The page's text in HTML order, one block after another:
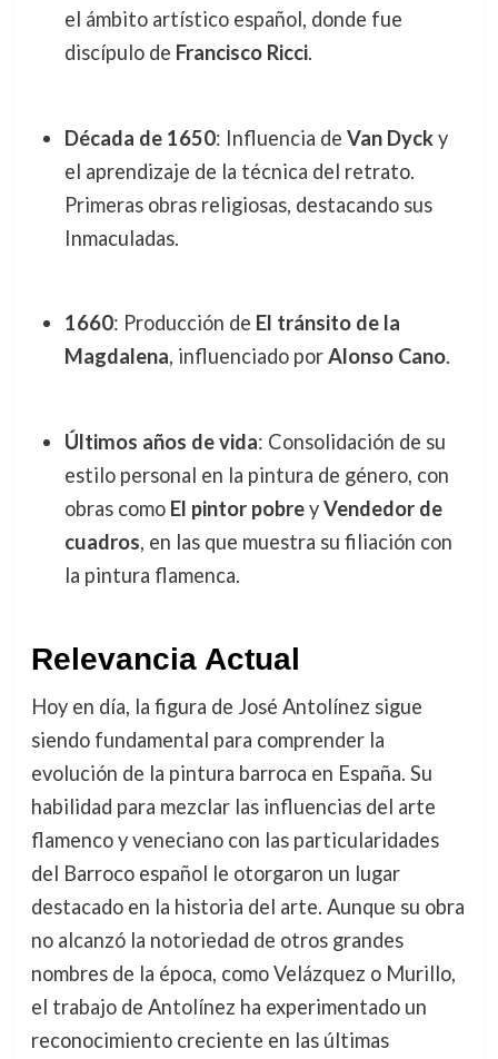
el ámbito artístico español, donde fue
discípulo de Francisco Ricci.
Década de 1650: Influencia de Van Dycky
el aprendizaje de la técnica del retrato.
Primeras obras religiosas, destacando sus
Inmaculadas.
1660: Producción de El tránsito de la
Magdalena, influenciado porAlonso Cano.
Últimos años de vida: Consolidación de su
estilo personal en la pintura de género, con
obras como El pintor pobreyVendedor de
cuadros, en las que muestra su filiación con
la pintura flamenca.
Relevancia Actual
Hoy en día, la figura de José Antolínez sigue
siendo fundamental para comprender la
evolución de la pintura barroca en España. Su
habilidad para mezclar las influencias del arte
flamenco y veneciano con las particularidades
del Barroco español le otorgaron un lugar
destacado en la historia del arte. Aunque su obra
no alcanzó la notoriedad de otros grandes
nombres de la época, como Velázquez o Murillo,
el trabajo de Antolínez ha experimentado un
reconocimiento creciente en las últimas